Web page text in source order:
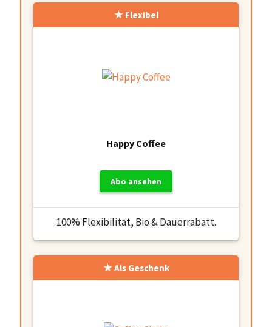
Flexibel
Happy Coffee
Abo ansehen
100% Flexibilität, Bio & Dauerrabatt.
Als Geschenk